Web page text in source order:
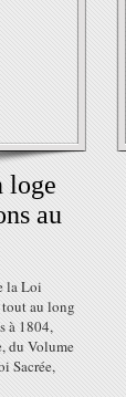
loge
au
la Loi
tout au long
à 1804,
du Volume
Sacrée,